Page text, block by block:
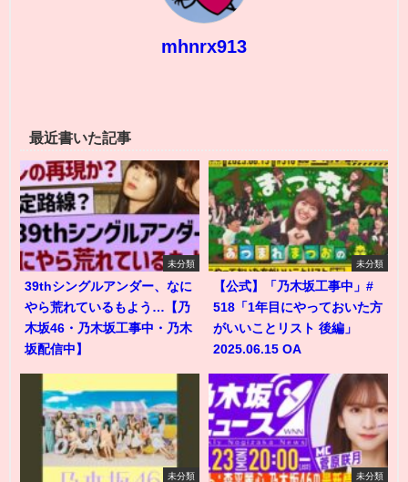
mhnrx913
最近書いた記事
未分類
39thシングルアンダー、なに
やら荒れているもよう…【乃
木坂46・乃木坂工事中・乃木
坂配信中】
未分類
【公式】「乃木坂工事中」#
518「1年目にやっておいた方
がいいことリスト 後編」
2025.06.15 OA
未分類 未分類